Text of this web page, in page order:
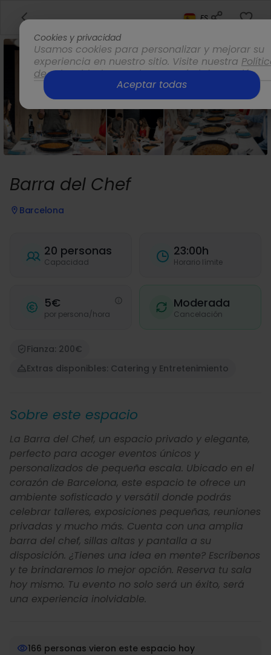
ES
Barra del Chef
Barcelona
20 personas
Capacidad
23:00h
Horario límite
5€
por persona/hora
Moderada
Cancelación
Fianza: 200€
Extras disponibles: Catering y Entretenimiento
Sobre este espacio
La Barra del Chef, un espacio privado y elegante,
perfecto para acoger eventos únicos y
personalizados de pequeña escala. Ubicado en el
corazón de Barcelona, este espacio te ofrece un
ambiente sofisticado y versátil donde podrás
celebrar talleres, exposiciones pequeñas, reuniones
privadas y mucho más. Cuenta con una amplia
barra del chef, sillas altas y pantalla a su
disposición. ¿Tienes una idea en mente? Escríbenos
y te brindaremos lo mejor opción. Reserva tu sala
hoy mismo. Tu evento no solo será un éxito, será
una experiencia inolvidable.
166 personas vieron este espacio hoy
Cookies y privacidad
Usamos cookies para personalizar y mejorar su
experiencia en nuestro sitio. Visite nuestra
de privacidadpara obtener más información.
Opciones
Aceptar todas